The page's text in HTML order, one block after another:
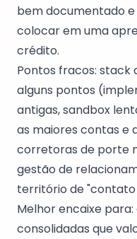
bem documentado
colocar em uma
crédito.
Pontos fracos: stack
alguns pontos
antigas, sandbox
as maiores contas e
corretoras de porte
gestão de
território de "contato
Melhor encaixe
consolidadas que